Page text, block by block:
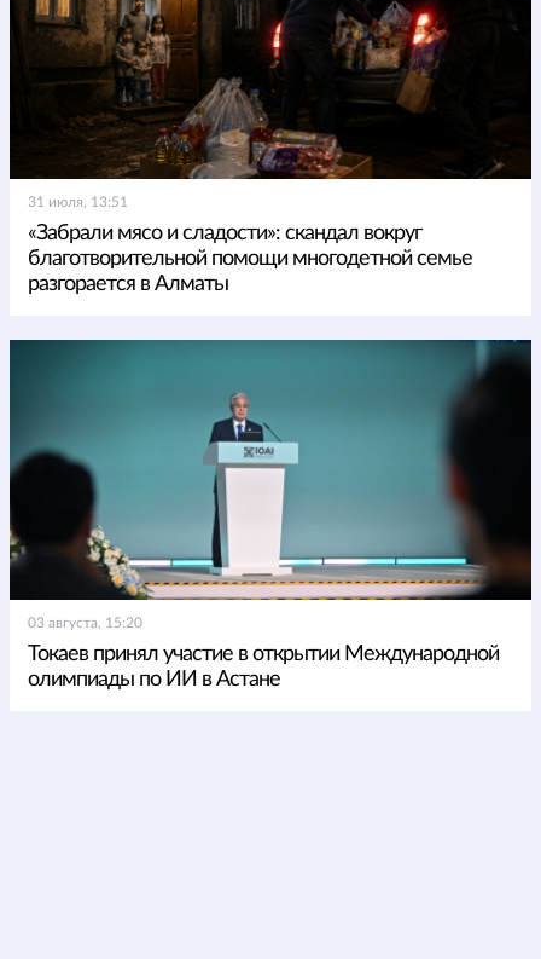
31 июля, 13:51
«Забрали мясо и сладости»: скандал вокруг
благотворительной помощи многодетной семье
разгорается в Алматы
03 августа, 15:20
Токаев принял участие в открытии Международной
олимпиады по ИИ в Астане